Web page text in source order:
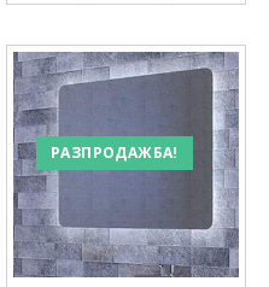
РАЗПРОДАЖБА!